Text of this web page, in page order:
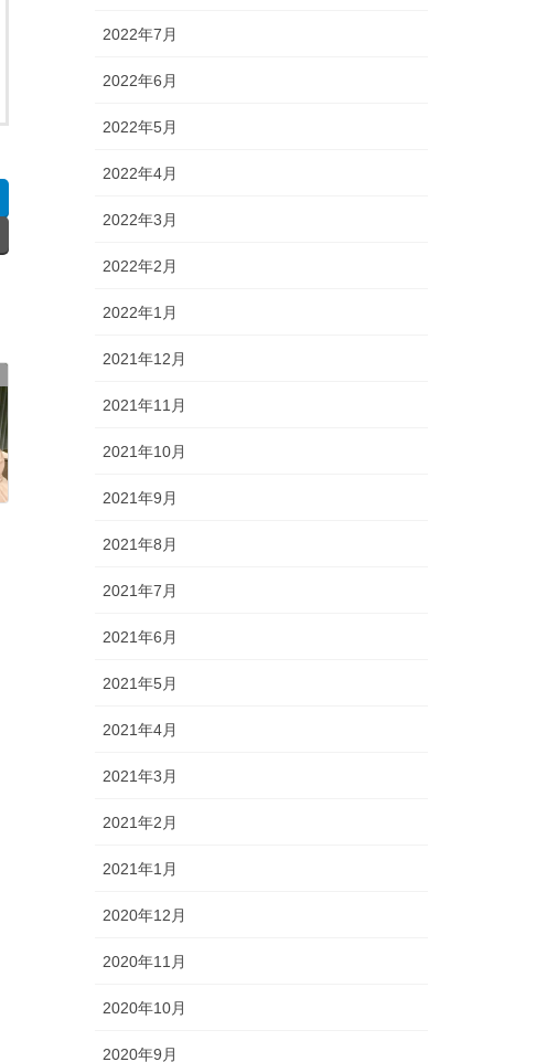
2022年7月
2022年6月
2022年5月
2022年4月
2022年3月
2022年2月
2022年1月
2021年12月
2021年11月
2021年10月
2021年9月
2021年8月
2021年7月
2021年6月
2021年5月
2021年4月
2021年3月
2021年2月
2021年1月
2020年12月
2020年11月
2020年10月
2020年9月